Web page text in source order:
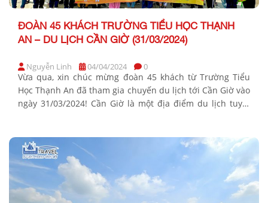
ĐOÀN 45 KHÁCH TRƯỜNG TIỂU HỌC THẠNH
AN – DU LỊCH CẦN GIỜ (31/03/2024)
Nguyễn Linh 04/04/2024 0
Vừa qua, xin chúc mừng đoàn 45 khách từ Trường Tiểu
Học Thạnh An đã tham gia chuyến du lịch tới Cần Giờ vào
ngày 31/03/2024! Cần Giờ là một địa điểm du lịch tuyệt